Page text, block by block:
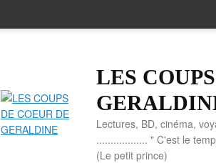
LES
Lectures, BD, cinéma,
.................. " C'est le
(Le petit prince)